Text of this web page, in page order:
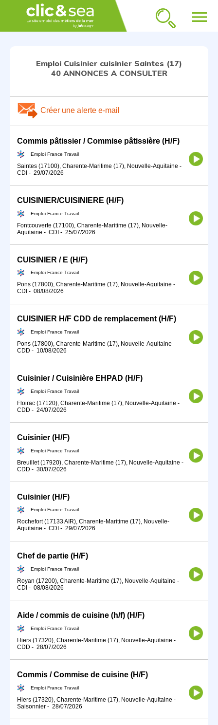
menu
Emploi Cuisinier cuisinier Saintes (17)
40 ANNONCES A CONSULTER
Créer une alerte e-mail
Commis pâtissier / Commise pâtissière (H/F)
Emploi France Travail
Saintes (17100), Charente-Maritime (17), Nouvelle-Aquitaine -
CDI - 29/07/2026
CUISINIER/CUISINIERE (H/F)
Emploi France Travail
Fontcouverte (17100), Charente-Maritime (17), Nouvelle-
Aquitaine - CDI - 25/07/2026
CUISINIER / E (H/F)
Emploi France Travail
Pons (17800), Charente-Maritime (17), Nouvelle-Aquitaine -
CDI - 08/08/2026
CUISINIER H/F CDD de remplacement (H/F)
Emploi France Travail
Pons (17800), Charente-Maritime (17), Nouvelle-Aquitaine -
CDD - 10/08/2026
Cuisinier / Cuisinière EHPAD (H/F)
Emploi France Travail
Floirac (17120), Charente-Maritime (17), Nouvelle-Aquitaine -
CDD - 24/07/2026
Cuisinier (H/F)
Emploi France Travail
Breuillet (17920), Charente-Maritime (17), Nouvelle-Aquitaine -
CDD - 30/07/2026
Cuisinier (H/F)
Emploi France Travail
Rochefort (17133 AIR), Charente-Maritime (17), Nouvelle-
Aquitaine - CDI - 29/07/2026
Chef de partie (H/F)
Emploi France Travail
Royan (17200), Charente-Maritime (17), Nouvelle-Aquitaine -
CDI - 08/08/2026
Aide / commis de cuisine (h/f) (H/F)
Emploi France Travail
Hiers (17320), Charente-Maritime (17), Nouvelle-Aquitaine -
CDD - 28/07/2026
Commis / Commise de cuisine (H/F)
Emploi France Travail
Hiers (17320), Charente-Maritime (17), Nouvelle-Aquitaine -
Saisonnier - 28/07/2026